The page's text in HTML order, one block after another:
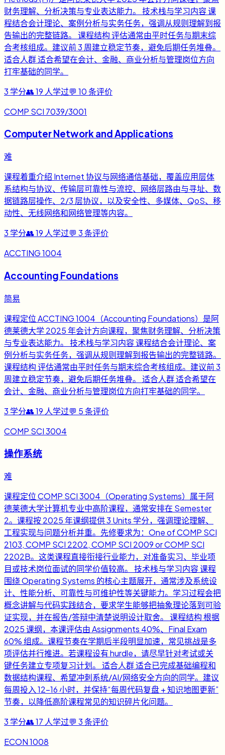
财务理解、分析决策与专业表达能力。 技术栈与学习内容 课
程结合会计理论、案例分析与实务任务，强调从规则理解到报
告输出的完整链路。 课程结构 评估通常由平时任务与期末综
合考核组成。建议前 3 周建立稳定节奏，避免后期任务堆叠。
适合人群 适合希望在会计、金融、商业分析与管理岗位方向
打牢基础的同学。
3 学分👥19 人学过💬 10条评价
COMP SCI 7039/3001
Computer Network and Applications
难
课程着重介绍 Internet 协议与网络通信基础，覆盖应用层体
系结构与协议、传输层可靠性与流控、网络层路由与寻址、数
据链路层操作、2/3 层协议，以及安全性、多媒体、QoS、移
动性、无线网络和网络管理等内容。
3 学分👥19 人学过💬 3条评价
ACCTING 1004
Accounting Foundations
简易
课程定位 ACCTING 1004（Accounting Foundations）是阿
德莱德大学 2025 年会计方向课程，聚焦财务理解、分析决策
与专业表达能力。 技术栈与学习内容 课程结合会计理论、案
例分析与实务任务，强调从规则理解到报告输出的完整链路。
课程结构 评估通常由平时任务与期末综合考核组成。建议前 3
周建立稳定节奏，避免后期任务堆叠。 适合人群 适合希望在
会计、金融、商业分析与管理岗位方向打牢基础的同学。
3 学分👥19 人学过💬 5条评价
COMP SCI 3004
操作系统
难
课程定位 COMP SCI 3004（Operating Systems）属于阿
德莱德大学计算机专业中高阶课程，通常安排在 Semester
2。课程按 2025 年课纲提供 3 Units 学分，强调理论理解、
工程实现与问题分析并重。先修要求为：One of COMP SCI
2103, COMP SCI 2202, COMP SCI 2009 or COMP SCI
2202B。这类课程直接衔接行业能力，对准备实习、毕业项
目或技术岗位面试的同学价值较高。 技术栈与学习内容 课程
围绕 Operating Systems 的核心主题展开，通常涉及系统设
计、性能分析、可靠性与可维护性等关键能力。学习过程会把
概念讲解与代码实践结合，要求学生能够把抽象理论落到可验
证实现，并在报告/答辩中清楚说明设计取舍。 课程结构 根据
2025 课纲，本课评估由 Assignments 40%、Final Exam
60% 组成。课程节奏在学期后半段明显加速，常见挑战是多
项评估并行推进。若课程设有 hurdle，请尽早针对考试或关
键任务建立专项复习计划。 适合人群 适合已完成基础编程和
数据结构课程、希望冲刺系统/AI/网络安全方向的同学。建议
每周投入 12-16 小时，并保持“每周代码复盘 + 知识地图更新”
节奏，以降低高阶课程常见的知识碎片化问题。
3 学分👥17 人学过💬 3条评价
ECON 1008